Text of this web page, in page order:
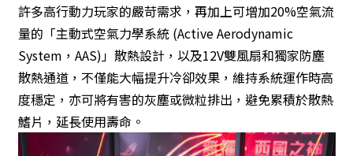
許多高行動力玩家的嚴苛需求，再加上可增加20%空氣流
量的「主動式空氣力學系統 (Active Aerodynamic
System，AAS)」散熱設計，以及12V雙風扇和獨家防塵
散熱通道，不僅能大幅提升冷卻效果，維持系統運作時高
度穩定，亦可將有害的灰塵或微粒排出，避免累積於散熱
鰭片，延長使用壽命。